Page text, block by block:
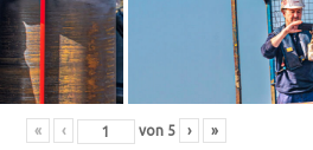
« ‹ von 5 › »